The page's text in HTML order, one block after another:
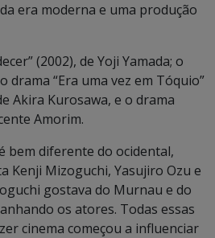
era moderna e uma produção
(2002), de Yoji Yamada; o
drama “Era uma vez em Tóquio”
Akira Kurosawa, e o drama
Amorim.
bem diferente do ocidental,
Kenji Mizoguchi, Yasujiro Ozu e
gostava do Murnau e do
os atores. Todas essas
cinema começou a influenciar